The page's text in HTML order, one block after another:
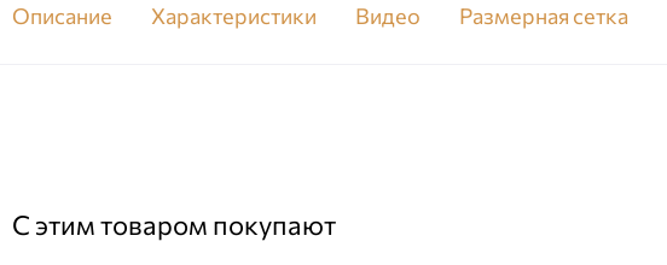
Описание Характеристики Видео Размерная сетка
С этим товаром покупают